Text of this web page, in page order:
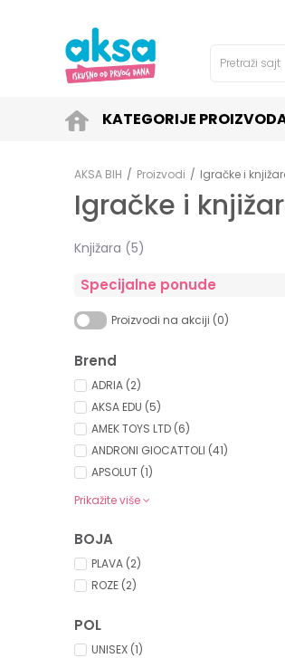
Pretraži sajt
KATEGORIJE
AKSA BIH Proizvodi Igračke i
Igračke i
Knjižara (5)
Specijalne ponude
Proizvodi na akciji (0)
Brend
ADRIA (2)
AKSA EDU (5)
AMEK TOYS LTD (6)
ANDRONI GIOCATTOLI (41)
APSOLUT (1)
Prikažite više
BOJA
PLAVA (2)
ROZE (2)
POL
UNISEX (1)